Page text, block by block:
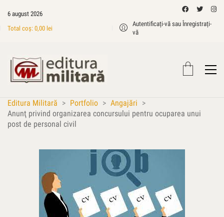
6 august 2026
Total coș: 0,00 lei
Autentificați-vă sau Înregistrați-
vă
Editura Militară > Portfolio > Angajări >
Anunţ privind organizarea concursului pentru ocuparea unui
post de personal civil